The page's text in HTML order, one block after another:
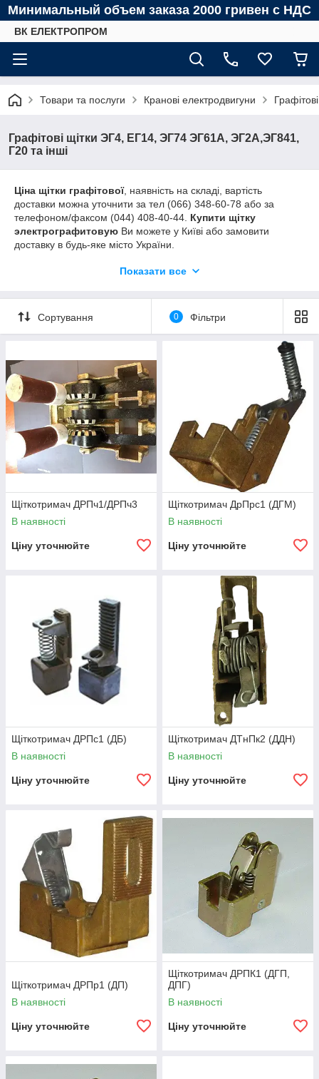
Минимальный объем заказа 2000 гривен с НДС
ВК ЕЛЕКТРОПРОМ
Товари та послуги Кранові електродвигуни
Графітові щітки ЭГ4, ЕГ14, ЭГ74 ЭГ61А, ЭГ2А,ЭГ841,
Г20 та інші
Ціна щітки графітової, наявність на складі, вартість
доставки можна уточнити за тел (066) 348-60-78 або за
телефоном/факсом (044) 408-40-44. Купити щітку
электрографитовую Ви можете у Київі або замовити
доставку в будь-яке місто України.
заповнити опитувальний лист або відправити запит на
Показати все
Сортування 0 Фільтри
Щіткотримач ДРПч1/ДРПч3
В наявності
Ціну уточнюйте
Щіткотримач ДрПрс1 (ДГМ)
В наявності
Ціну уточнюйте
Щіткотримач ДРПс1 (ДБ)
В наявності
Ціну уточнюйте
Щіткотримач ДТнПк2 (ДДН)
В наявності
Ціну уточнюйте
Щіткотримач ДРПр1 (ДП)
В наявності
Ціну уточнюйте
Щіткотримач ДРПК1 (ДГП,
ДПГ)
В наявності
Ціну уточнюйте